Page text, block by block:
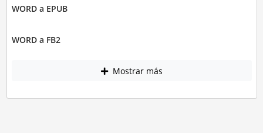
WORD a EPUB
WORD a FB2
Mostrar más